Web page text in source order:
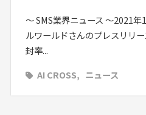
〜 SMS業界ニュース 〜2021
ルワールドさんのプレスリリ
封率...
AI CROSS
ニュース